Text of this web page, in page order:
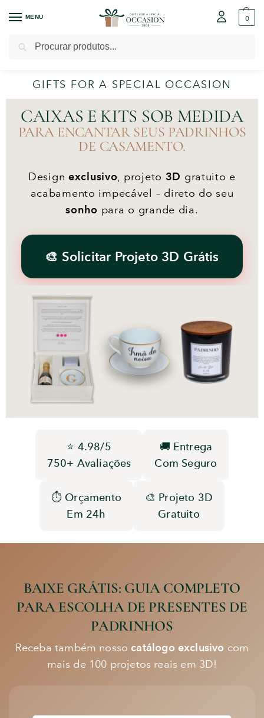
MENU 0
GIFTS FOR A SPECIAL OCCASION
CAIXAS E KITS SOB MEDIDA
PARA ENCANTAR SEUS PADRINHOS
DE CASAMENTO.
Design exclusivo, projeto 3D gratuito e
acabamento impecável – direto do seu
sonho para o grande dia.
🎨 Solicitar Projeto 3D Grátis
⭐ 4.98/5
750+ Avaliações
🚚 Entrega
Com Seguro
⏱️ Orçamento
Em 24h
🎨 Projeto 3D
Gratuito
BAIXE GRÁTIS: GUIA COMPLETO
PARA ESCOLHA DE PRESENTES DE
PADRINHOS
Receba também nossocatálogo exclusivo com
mais de 100 projetos reais em 3D!